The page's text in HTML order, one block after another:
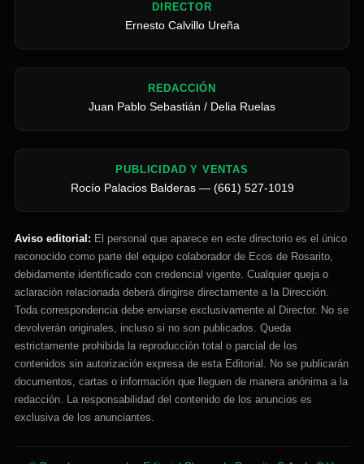
DIRECTOR
Ernesto Calvillo Ureña
REDACCIÓN
Juan Pablo Sebastián / Delia Ruelas
PUBLICIDAD Y VENTAS
Rocío Palacios Balderas — (661) 527-1019
Aviso editorial: El personal que aparece en este directorio es el único
reconocido como parte del equipo colaborador de Ecos de Rosarito,
debidamente identificado con credencial vigente. Cualquier queja o
aclaración relacionada deberá dirigirse directamente a la Dirección.
Toda correspondencia debe enviarse exclusivamente al Director. No se
devolverán originales, incluso si no son publicados. Queda
estrictamente prohibida la reproducción total o parcial de los
contenidos sin autorización expresa de esta Editorial. No se publicarán
documentos, cartas o información que lleguen de manera anónima a la
redacción. La responsabilidad del contenido de los anuncios es
exclusiva de los anunciantes.